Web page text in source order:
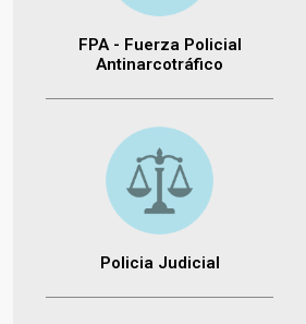
FPA - Fuerza Policial
Antinarcotráfico
Policia Judicial